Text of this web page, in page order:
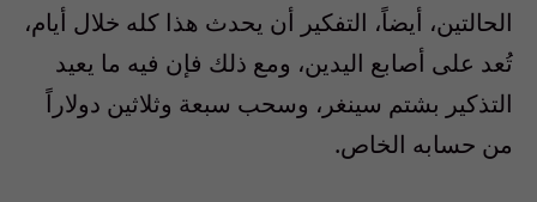
الحالتين، أيضاً، التفكير أن يحدث هذا كله خلال أيام،
تُعد على أصابع اليدين، ومع ذلك فإن فيه ما يعيد
التذكير بشتم سينغر، وسحب سبعة وثلاثين دولاراً
من حسابه الخاص.